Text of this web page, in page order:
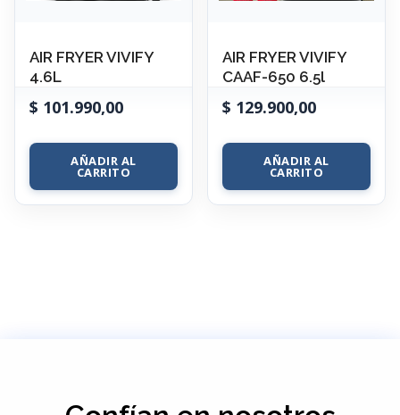
AIR FRYER VIVIFY
4.6L
$ 101.990,00
AÑADIR AL
CARRITO
AIR FRYER VIVIFY
CAAF-650 6.5l
$ 129.900,00
AÑADIR AL
CARRITO